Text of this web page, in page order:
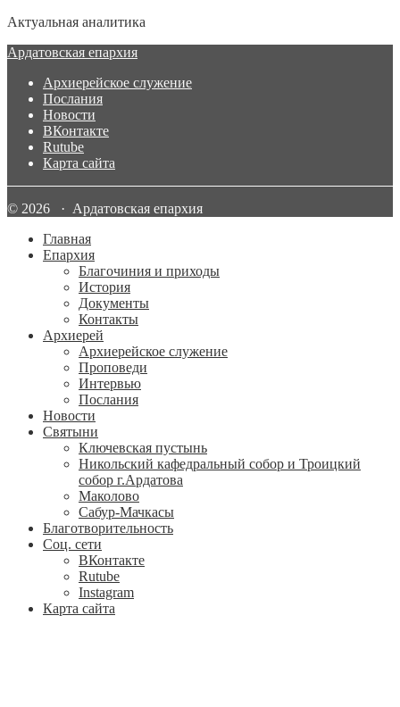
Актуальная аналитика
Ардатовская епархия
Архиерейское служение
Послания
Новости
ВКонтакте
Rutube
Карта сайта
© 2026 · Ардатовская епархия
Главная
Епархия
Благочиния и приходы
История
Документы
Контакты
Архиерей
Архиерейское служение
Проповеди
Интервью
Послания
Новости
Святыни
Ключевская пустынь
Никольский кафедральный собор и Троицкий
собор г.Ардатова
Маколово
Сабур-Мачкасы
Благотворительность
Соц. сети
ВКонтакте
Rutube
Instagram
Карта сайта